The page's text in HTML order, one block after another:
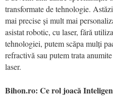
transformate de tehnologie.
mai precise și mult mai
asistat robotic, cu laser, fără
tehnologiei, putem scăpa mulți
refractivă sau putem trata
laser.
Bihon.ro: Ce rol joacă